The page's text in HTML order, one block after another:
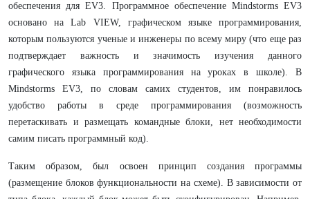
обеспечения для EV3. Программное обеспечение Mindstorms EV3
основано на Lab VIEW, графическом языке программирования,
которым пользуются ученые и инженеры по всему миру (что еще раз
подтверждает важность и значимость изучения данного
графического языка программирования на уроках в школе). В
Mindstorms EV3, по словам самих студентов, им понравилось
удобство работы в среде программирования (возможность
перетаскивать и размещать командные блоки, нет необходимости
самим писать программный код).
Таким образом, был освоен принцип создания программы
(размещение блоков функциональности на схеме). В зависимости от